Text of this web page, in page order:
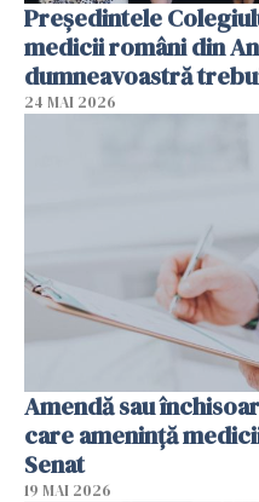
Președintele
medicii români din
dumneavoastră
24 MAI 2026
Amendă sau
care ameninţă
Senat
19 MAI 2026